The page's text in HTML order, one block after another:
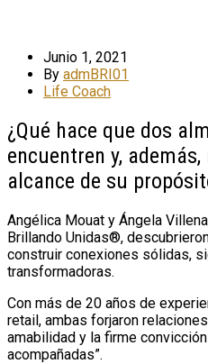
Junio 1, 2021
By admBRI01
Life Coach
¿Qué hace que dos
encuentren y,
alcance de su
Angélica Mouat y Ángela
Brillando Unidas®,
construir conexiones sólidas,
transformadoras.
Con más de 20 años de
retail, ambas forjaron
amabilidad y la firme
acompañadas”.